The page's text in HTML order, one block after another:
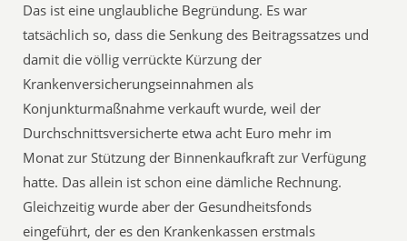
Das ist eine unglaubliche Begründung. Es war
tatsächlich so, dass die Senkung des Beitragssatzes und
damit die völlig verrückte Kürzung der
Krankenversicherungseinnahmen als
Konjunkturmaßnahme verkauft wurde, weil der
Durchschnittsversicherte etwa acht Euro mehr im
Monat zur Stützung der Binnenkaufkraft zur Verfügung
hatte. Das allein ist schon eine dämliche Rechnung.
Gleichzeitig wurde aber der Gesundheitsfonds
eingeführt, der es den Krankenkassen erstmals